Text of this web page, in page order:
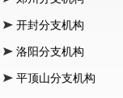
开封分支机构
洛阳分支机构
平顶山分支机构